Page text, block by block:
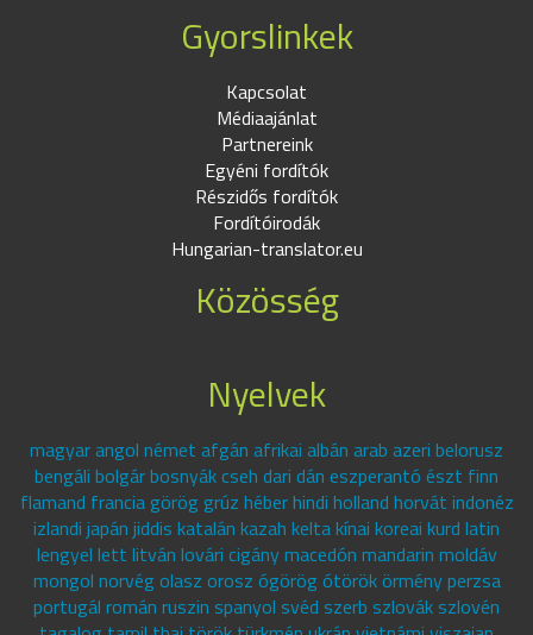
Gyorslinkek
Kapcsolat
Médiaajánlat
Partnereink
Egyéni fordítók
Részidős fordítók
Fordítóirodák
Hungarian-translator.eu
Közösség
Nyelvek
magyar angol német afgán afrikai albán arab azeri belorusz
bengáli bolgár bosnyák cseh dari dán eszperantó észt finn
flamand francia görög grúz héber hindi holland horvát indonéz
izlandi japán jiddis katalán kazah kelta kínai koreai kurd latin
lengyel lett litván lovári cigány macedón mandarin moldáv
mongol norvég olasz orosz ógörög ótörök örmény perzsa
portugál román ruszin spanyol svéd szerb szlovák szlovén